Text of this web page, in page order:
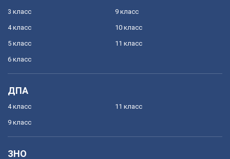
3 класс
4 класс
5 класс
6 класс
9 класс
10 класс
11 класс
ДПА
4 класс
9 класс
11 класс
ЗНО